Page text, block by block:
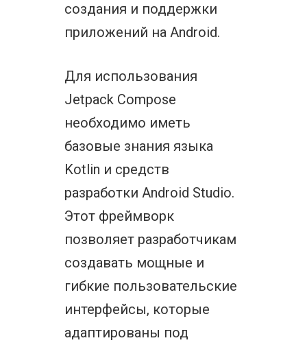
создания и поддержки
приложений на Android.
Для использования
Jetpack Compose
необходимо иметь
базовые знания языка
Kotlin и средств
разработки Android Studio.
Этот фреймворк
позволяет разработчикам
создавать мощные и
гибкие пользовательские
интерфейсы, которые
адаптированы под